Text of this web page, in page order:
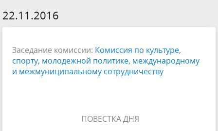
22.11.2016
Заседание комиссии: Комиссия по культуре,
спорту, молодежной политике, международному
и межмуниципальному сотрудничеству
ПОВЕСТКА ДНЯ